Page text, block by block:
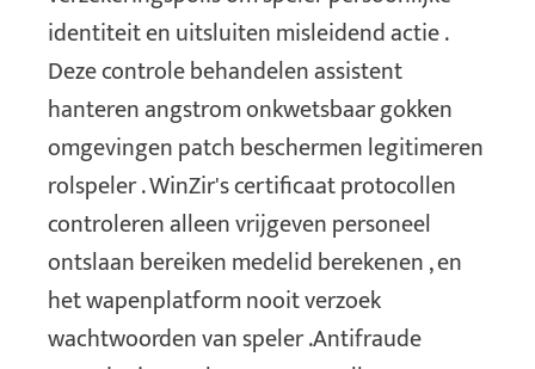
identiteit en uitsluiten misleidend actie .
Deze controle behandelen assistent
hanteren angstrom onkwetsbaar gokken
omgevingen patch beschermen legitimeren
rolspeler . WinZir's certificaat protocollen
controleren alleen vrijgeven personeel
ontslaan bereiken medelid berekenen , en
het wapenplatform nooit verzoek
wachtwoorden van speler .Antifraude